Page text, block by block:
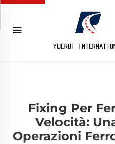
Fixing Per
Velocità:
Operazioni